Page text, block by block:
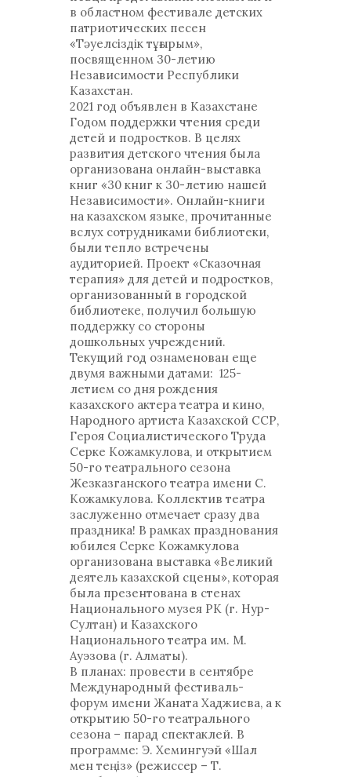
в областном фестивале детских
патриотических песен
«Тәуелсіздік тұғырым»,
посвященном 30-летию
Независимости Республики
Казахстан.
2021 год объявлен в Казахстане
Годом поддержки чтения среди
детей и подростков. В целях
развития детского чтения была
организована онлайн-выставка
книг «30 книг к 30-летию нашей
Независимости». Онлайн-книги
на казахском языке, прочитанные
вслух сотрудниками библиотеки,
были тепло встречены
аудиторией. Проект «Сказочная
терапия» для детей и подростков,
организованный в городской
библиотеке, получил большую
поддержку со стороны
дошкольных учреждений.
Текущий год ознаменован еще
двумя важными датами: 125-
летием со дня рождения
казахского актера театра и кино,
Народного артиста Казахской ССР,
Героя Социалистического Труда
Серке Кожамкулова, и открытием
50-го театрального сезона
Жезказганского театра имени С.
Кожамкулова. Коллектив театра
заслуженно отмечает сразу два
праздника! В рамках празднования
юбилея Серке Кожамкулова
организована выставка «Великий
деятель казахской сцены», которая
была презентована в стенах
Национального музея РК (г. Нур-
Султан) и Казахского
Национального театра им. М.
Ауэзова (г. Алматы).
В планах: провести в сентябре
Международный фестиваль-
форум имени Жаната Хаджиева, а к
открытию 50-го театрального
сезона – парад спектаклей. В
программе: Э. Хемингуэй «Шал
мен теңіз» (режиссер – Т.